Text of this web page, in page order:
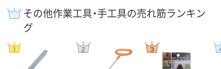
その他作業工具・手工具の売れ筋ランキン
グ